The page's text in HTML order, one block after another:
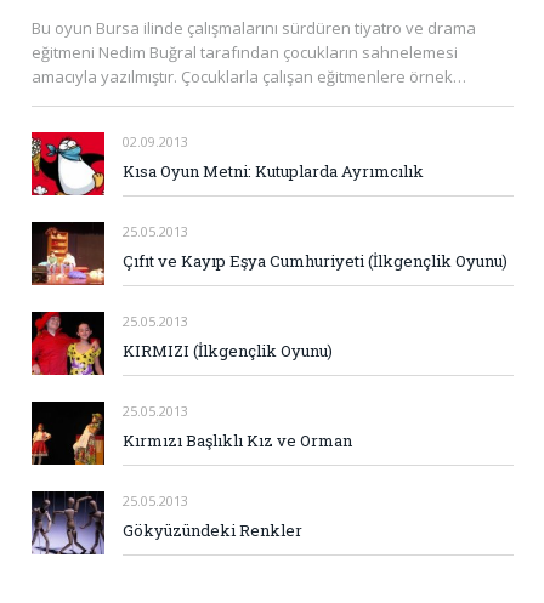
Bu oyun Bursa ilinde çalışmalarını sürdüren tiyatro ve drama
eğitmeni Nedim Buğral tarafından çocukların sahnelemesi
amacıyla yazılmıştır. Çocuklarla çalışan eğitmenlere örnek…
02.09.2013
Kısa Oyun Metni: Kutuplarda Ayrımcılık
25.05.2013
Çıfıt ve Kayıp Eşya Cumhuriyeti (İlkgençlik Oyunu)
25.05.2013
KIRMIZI (İlkgençlik Oyunu)
25.05.2013
Kırmızı Başlıklı Kız ve Orman
25.05.2013
Gökyüzündeki Renkler